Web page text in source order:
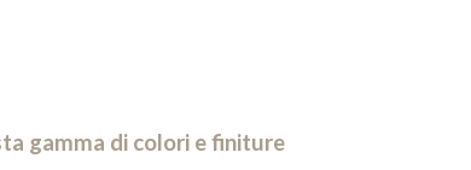
gamma di colori e finiture